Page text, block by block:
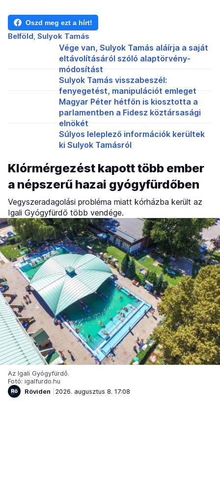
Oszd meg ezt a hírt!
Belföld Sulyok Tamás
Vége van, Sulyok Tamás aláírja a saját
eltávolításáról szóló alaptörvény-
módosítást
Sulyok Tamás visszabeszél:
fenyegetést, manipulációt emleget
Magyar Péter hétfőn is kiosztotta a
parlamentben a Fidesz köztársasági
elnökét
Súlyos leleplező információk kerültek
ki Sulyok Tamásról
Klórmérgezést kapott több ember
a népszerű hazai gyógyfürdőben
Vegyszeradagolási probléma miatt kórházba került az
Igali Gyógyfürdő több vendége.
Az Igali Gyógyfürdő.
Fotó: igalfurdo.hu
Röviden
2026. augusztus 8. 17:08